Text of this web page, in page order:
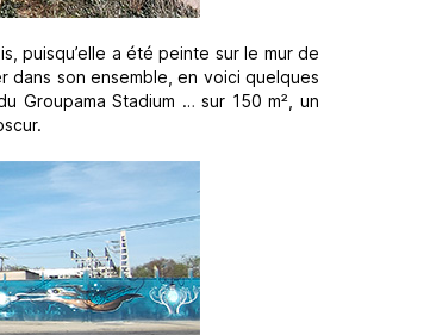
puisqu’elle a été peinte sur le mur de
dans son ensemble, en voici quelques
Groupama Stadium … sur 150 m², un